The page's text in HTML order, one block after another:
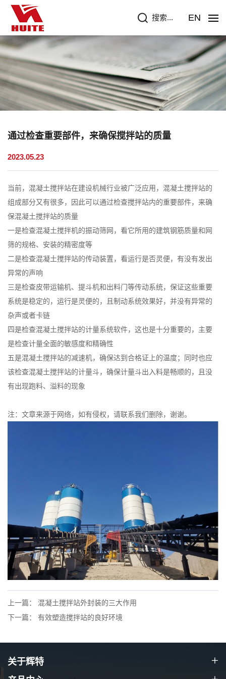
EN
搜索...
通过检查重要部件，来确保搅拌站的质量
2023.05.23
当前，混凝土搅拌站在建设机械行业被广泛应用，混凝土搅拌站的
组成部分又有很多，因此可以通过检查搅拌站内的重要部件，来确
保混凝土搅拌站的质量
一是检查混凝土搅拌机的振动筛网，看它所用的建筑钢筋质量和网
筛的规格、安装的精密度等
二是检查混凝土搅拌站的传动装置，看运行是否灵便，有没有发出
异常的声响
三是检查皮带运输机、提斗机和出料门等传动系统，保证这些重要
系统是稳定的，运行是灵便的，且制动系统效果好，并没有异常的
杂声或者卡链
四是检查混凝土搅拌站的计量系统软件，这也是十分重要的，主要
是检查计量全面的敏感度和精确性
五是混凝土搅拌站的减速机，确保达到合格证上的温度；同时也应
该检查混凝土搅拌站的计量斗，确保计量斗出入料是畅顺的，且没
有出现跑料、溢料的现象
注：文章来源于网络，如有侵权，请联系我们删除，谢谢。
上一篇： 混凝土搅拌站外封装的三大作用
下一篇： 有效塑造搅拌站的良好环境
关于辉特